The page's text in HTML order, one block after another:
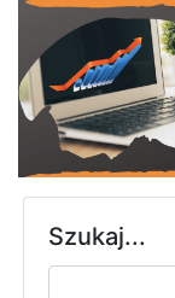
Szukaj...